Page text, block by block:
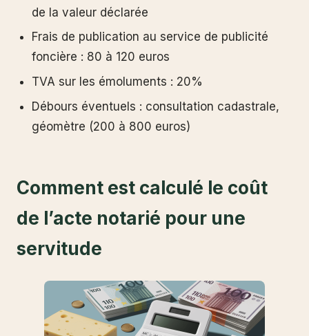
de la valeur déclarée
Frais de publication au service de publicité
foncière : 80 à 120 euros
TVA sur les émoluments : 20%
Débours éventuels : consultation cadastrale,
géomètre (200 à 800 euros)
Comment est calculé le coût
de l’acte notarié pour une
servitude